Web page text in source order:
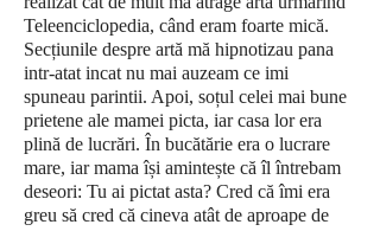
Teleenciclopedia, când eram foarte mică.
Secțiunile despre artă mă hipnotizau pana
intr-atat incat nu mai auzeam ce imi
spuneau parintii. Apoi, soțul celei mai bune
prietene ale mamei picta, iar casa lor era
plină de lucrări. În bucătărie era o lucrare
mare, iar mama își amintește că îl întrebam
deseori: Tu ai pictat asta? Cred că îmi era
greu să cred că cineva atât de aproape de